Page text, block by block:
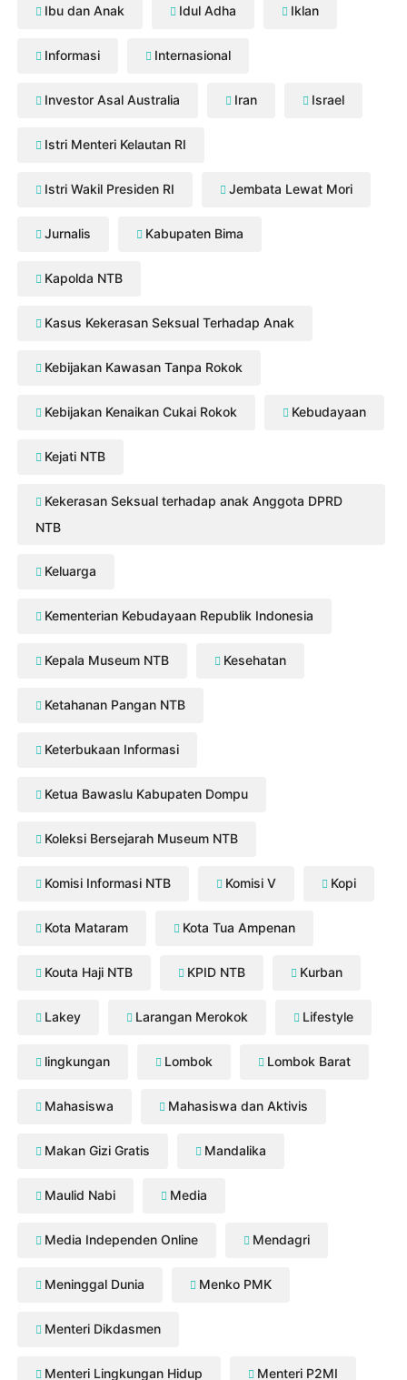
Ibu dan Anak Idul Adha Iklan
Informasi Internasional
Investor Asal Australia Iran Israel
Istri Menteri Kelautan RI
Istri Wakil Presiden RI Jembata Lewat Mori
Jurnalis Kabupaten Bima
Kapolda NTB
Kasus Kekerasan Seksual Terhadap Anak
Kebijakan Kawasan Tanpa Rokok
Kebijakan Kenaikan Cukai Rokok Kebudayaan
Kejati NTB
Kekerasan Seksual terhadap anak Anggota DPRD
NTB
Keluarga
Kementerian Kebudayaan Republik Indonesia
Kepala Museum NTB Kesehatan
Ketahanan Pangan NTB
Keterbukaan Informasi
Ketua Bawaslu Kabupaten Dompu
Koleksi Bersejarah Museum NTB
Komisi Informasi NTB Komisi V Kopi
Kota Mataram Kota Tua Ampenan
Kouta Haji NTB KPID NTB Kurban
Lakey Larangan Merokok Lifestyle
lingkungan Lombok Lombok Barat
Mahasiswa Mahasiswa dan Aktivis
Makan Gizi Gratis Mandalika
Maulid Nabi Media
Media Independen Online Mendagri
Meninggal Dunia Menko PMK
Menteri Dikdasmen
Menteri Lingkungan Hidup Menteri P2MI